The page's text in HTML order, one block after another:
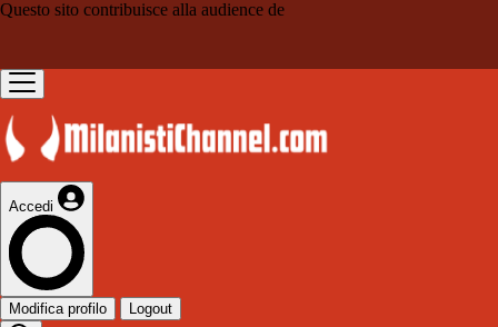
Questo sito contribuisce alla audience de
Accedi
Modifica profilo Logout